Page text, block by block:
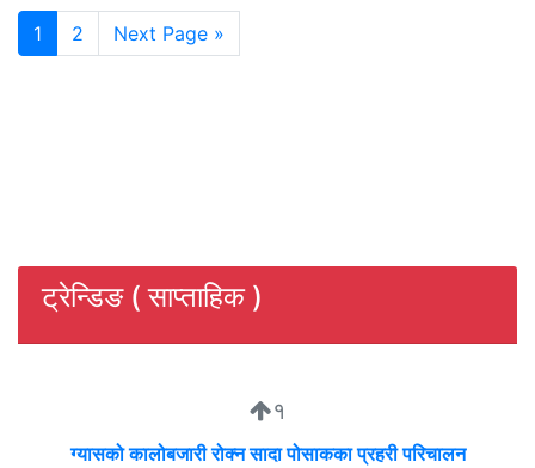
1 2 Next Page »
ट्रेन्डिङ ( साप्ताहिक )
१
ग्यासको कालोबजारी रोक्न सादा पोसाकका प्रहरी परिचालन